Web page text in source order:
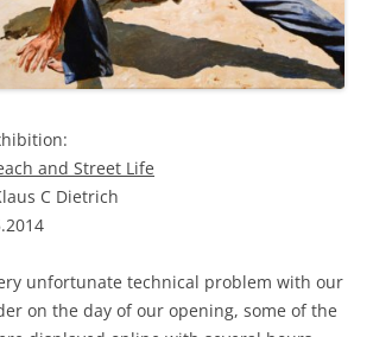
and Street Life
C Dietrich
unfortunate technical problem with our
on the day of our opening, some of the